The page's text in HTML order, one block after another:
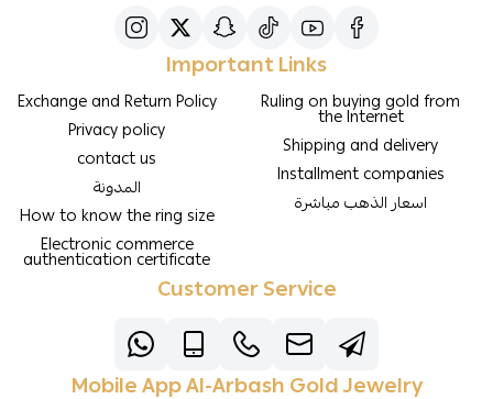
Important Links
Exchange and Return Policy
Privacy policy
contact us
المدونة
How to know the ring size
Electronic commerce
authentication certificate
Ruling on buying gold from
the Internet
Shipping and delivery
Installment companies
اسعار الذهب مباشرة
Customer Service
Mobile App Al-Arbash Gold Jewelry